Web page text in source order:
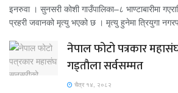
इनरुवा । सुनसरी कोशी गाउँपालिका–८ भाण्टाबारीमा
प्रहरी जवानको मृत्यु भएको छ । मृत्यु हुनेमा त्रियुगा
नेपाल फोटो पत्रकार
गड्ताैला सर्वसम्मत
चैत्र १४, २०८२